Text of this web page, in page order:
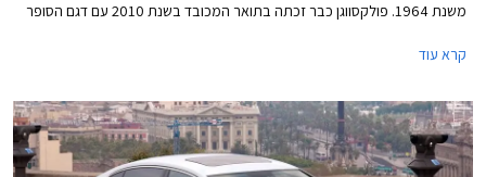
משנת 1964. פולקסווגן כבר זכתה בתואר המכובד בשנת 2010 עם דגם הסופר
גולף. כעת תורה של פולקסווגן פאסאט החדשה לזכות בתואר הנחשק.
קרא עוד